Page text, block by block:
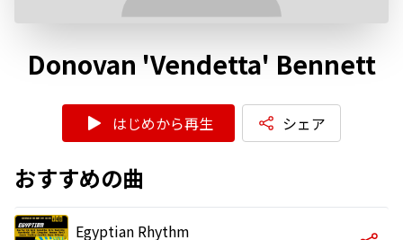
Donovan 'Vendetta' Bennett
はじめから再生 シェア
おすすめの曲
Egyptian Rhythm